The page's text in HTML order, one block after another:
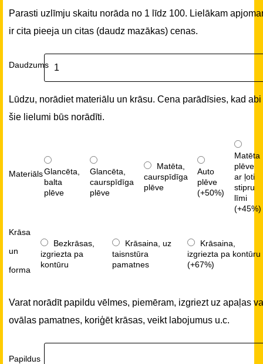
Parasti uzlīmju skaitu norāda no 1 līdz 100. Lielākam
ir cita pieeja un citas (daudz mazākas) cenas.
Daudzums
Lūdzu, norādiet materiālu un krāsu. Cena parādīsies, kad abi
šie lielumi būs norādīti.
MateriālsGlancēta,
balta
plēve
Glancēta,
caurspīdīga
plēve
Matēta,
caurspīdīga
plēve
Auto
plēve
(+50%)
Matēta
plēve
ar ļoti
stipru
līmi
(+45%)
Krāsa
un
forma
Bezkrāsas,
izgriezta pa
kontūru
Krāsaina, uz
taisnstūra
pamatnes
Krāsaina,
izgriezta pa kontūru
(+67%)
Varat norādīt papildu vēlmes, piemēram, izgriezt uz apaļas
ovālas pamatnes, koriģēt krāsas, veikt labojumus u.c.
Papildus